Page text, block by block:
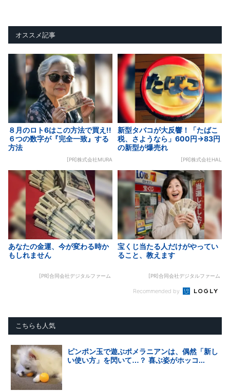
オススメ記事
８月のロト6はこの方法で買え!!
６つの数字が『完全一致』する
方法
[PR]株式会社MURA
新型タバコが大反響！「たばこ
税、さようなら」600円→83円
の新型が爆売れ
[PR]株式会社HAL
あなたの金運、今が変わる時か
もしれません
[PR]合同会社デジタルファーム
宝くじ当たる人だけがやってい
ること、教えます
[PR]合同会社デジタルファーム
Recommended by
こちらも人気
ピンポン玉で遊ぶポメラニアンは、偶然「新し
い使い方」を閃いて…？ 喜ぶ姿がホッコ...